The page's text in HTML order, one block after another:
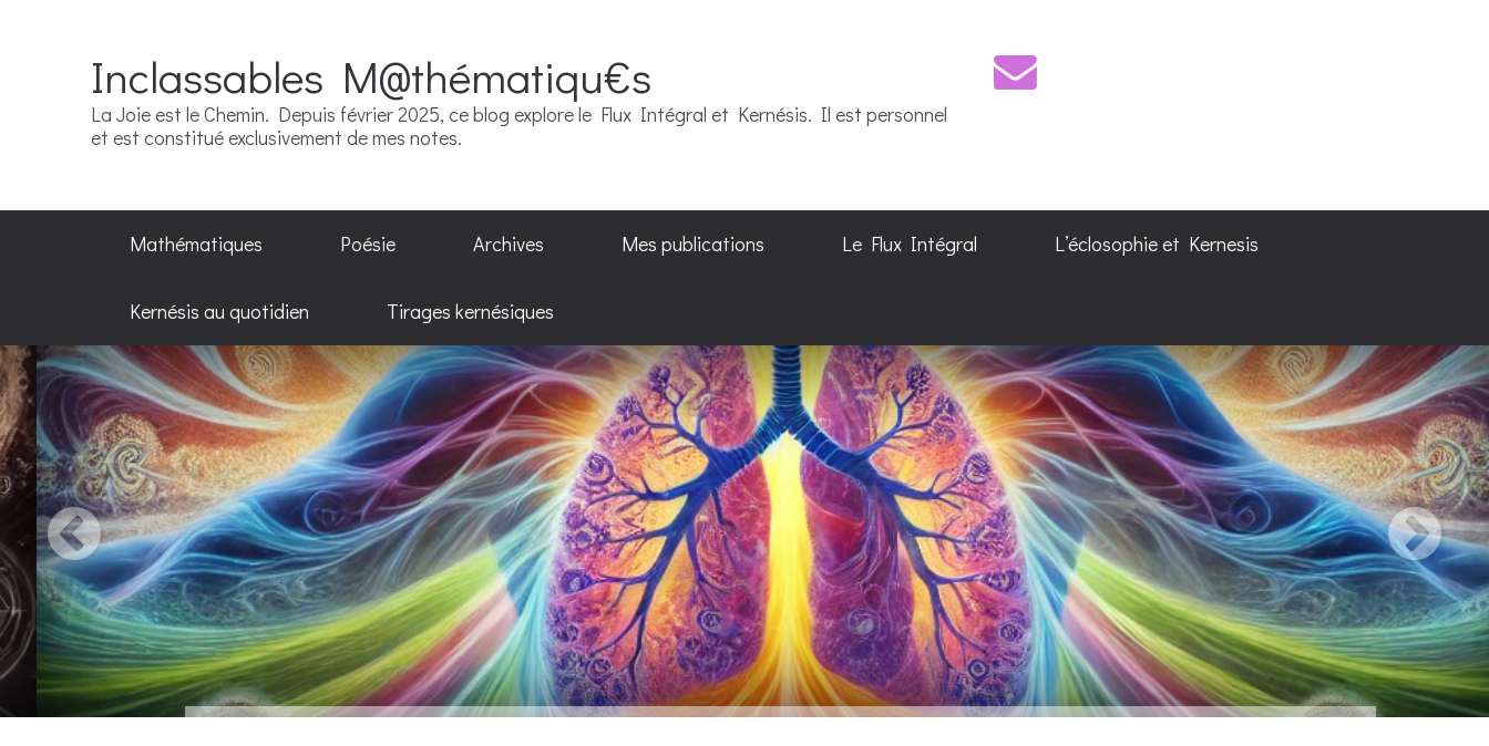
Inclassables M@thématiqu€s
La Joie est le Chemin. Depuis février 2025, ce blog explore le Flux Intégral et Kernésis. Il est personnel
et est constitué exclusivement de mes notes.
Mathématiques Poésie Archives Mes publications Le Flux Intégral L’éclosophie et Kernesis
Kernésis au quotidien Tirages kernésiques